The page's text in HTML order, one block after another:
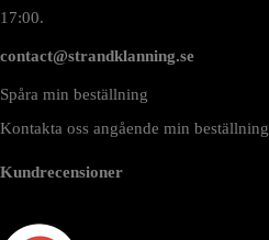
17:00.
contact@strandklanning.se
Spåra min beställning
Kontakta oss angående min beställning
Kundrecensioner